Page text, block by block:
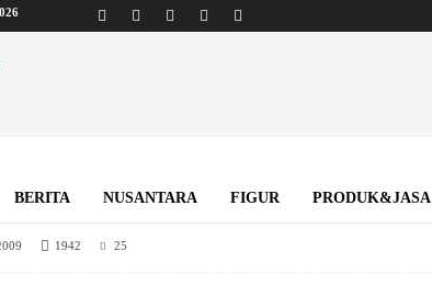
BERITA NUSANTARA FIGUR PRODUK&JASA
Lenovo i909 Ponsel Untuk Gamer
i909 Ponsel Untuk Gamer
1942 25